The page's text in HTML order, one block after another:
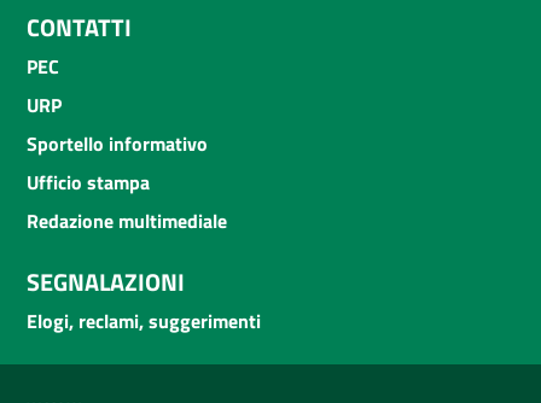
CONTATTI
PEC
URP
Sportello informativo
Ufficio stampa
Redazione multimediale
SEGNALAZIONI
Elogi, reclami, suggerimenti